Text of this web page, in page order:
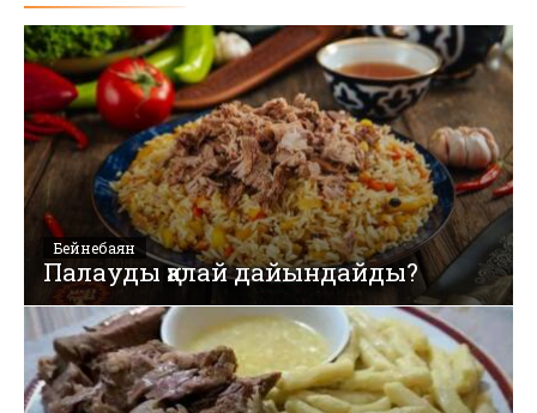
Бейнебаян
Палауды қалай дайындайды?